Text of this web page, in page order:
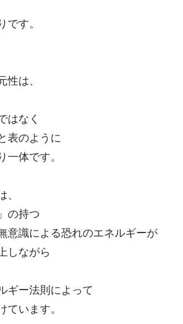
す。
は、
はなく
表のように
一体です。
の持つ
意識による恐れのエネルギーが
しながら
ギー法則によって
ています。